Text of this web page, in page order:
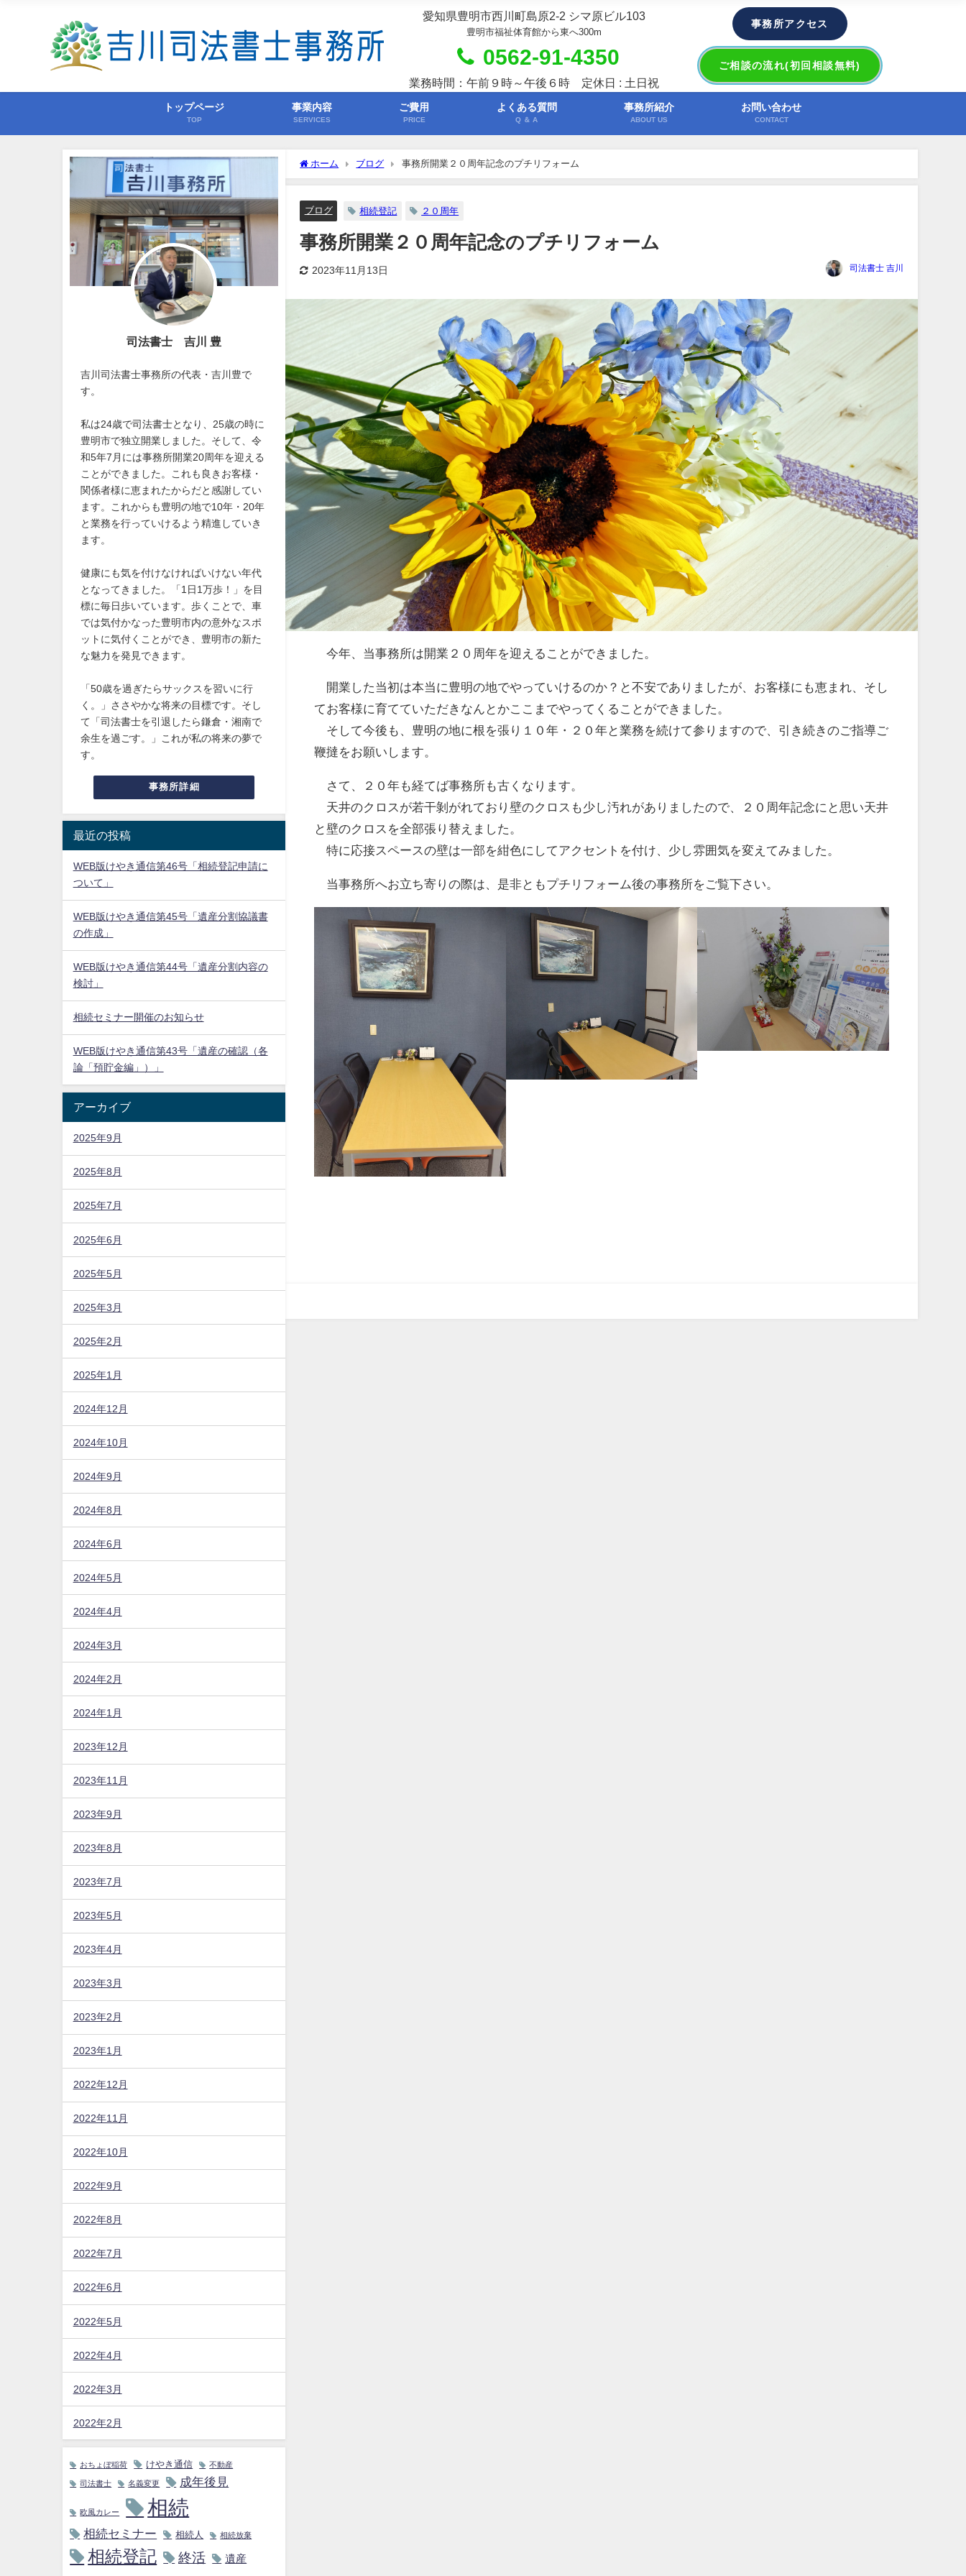
愛知県豊明市西川町島原2-2 シマ原ビル103
豊明市福祉体育館から東へ300m
0562-91-4350
業務時間：午前９時～午後６時 定休日 : 土日祝
事務所アクセス
ご相談の流れ(初回相談無料)
トップページ
TOP
事業内容
SERVICES
ご費用
PRICE
よくある質問
Q ＆ A
事務所紹介
ABOUT US
お問い合わせ
CONTACT
ホーム ブログ 事務所開業２０周年記念のプチリフォーム
ブログ 相続登記 ２０周年
事務所開業２０周年記念のプチリフォーム
2023年11月13日 司法書士 吉川
今年、当事務所は開業２０周年を迎えることができました。
開業した当初は本当に豊明の地でやっていけるのか？と不安でありましたが、お客様にも恵まれ、そし
てお客様に育てていただきなんとかここまでやってくることができました。
そして今後も、豊明の地に根を張り１０年・２０年と業務を続けて参りますので、引き続きのご指導ご
鞭撻をお願いします。
さて、２０年も経てば事務所も古くなります。
天井のクロスが若干剝がれており壁のクロスも少し汚れがありましたので、２０周年記念にと思い天井
と壁のクロスを全部張り替えました。
特に応接スペースの壁は一部を紺色にしてアクセントを付け、少し雰囲気を変えてみました。
当事務所へお立ち寄りの際は、是非ともプチリフォーム後の事務所をご覧下さい。
司法書士 吉川 豊
吉川司法書士事務所の代表・吉川豊で
す。
私は24歳で司法書士となり、25歳の時に
豊明市で独立開業しました。そして、令
和5年7月には事務所開業20周年を迎える
ことができました。これも良きお客様・
関係者様に恵まれたからだと感謝してい
ます。これからも豊明の地で10年・20年
と業務を行っていけるよう精進していき
ます。
健康にも気を付けなければいけない年代
となってきました。「1日1万歩！」を目
標に毎日歩いています。歩くことで、車
では気付かなった豊明市内の意外なスポ
ットに気付くことができ、豊明市の新た
な魅力を発見できます。
「50歳を過ぎたらサックスを習いに行
く。」ささやかな将来の目標です。そし
て「司法書士を引退したら鎌倉・湘南で
余生を過ごす。」これが私の将来の夢で
す。
事務所詳細
最近の投稿
WEB版けやき通信第46号「相続登記申請に
ついて」
WEB版けやき通信第45号「遺産分割協議書
の作成」
WEB版けやき通信第44号「遺産分割内容の
検討」
相続セミナー開催のお知らせ
WEB版けやき通信第43号「遺産の確認（各
論「預貯金編」）」
アーカイブ
2025年9月
2025年8月
2025年7月
2025年6月
2025年5月
2025年3月
2025年2月
2025年1月
2024年12月
2024年10月
2024年9月
2024年8月
2024年6月
2024年5月
2024年4月
2024年3月
2024年2月
2024年1月
2023年12月
2023年11月
2023年9月
2023年8月
2023年7月
2023年5月
2023年4月
2023年3月
2023年2月
2023年1月
2022年12月
2022年11月
2022年10月
2022年9月
2022年8月
2022年7月
2022年6月
2022年5月
2022年4月
2022年3月
2022年2月
おちょぼ稲荷 けやき通信 不動産
司法書士 名義変更 成年後見
欧風カレー 相続
相続セミナー 相続人 相続放棄
相続登記 終活 遺産